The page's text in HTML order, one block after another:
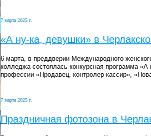
7 марта 2025 г.
«А ну-ка, девушки» в
6 марта, в преддверии Международного
колледжа состоялась конкурсная программа
профессии «Продавец, контролер-кассир»,
7 марта 2025 г.
Праздничная фотозона в